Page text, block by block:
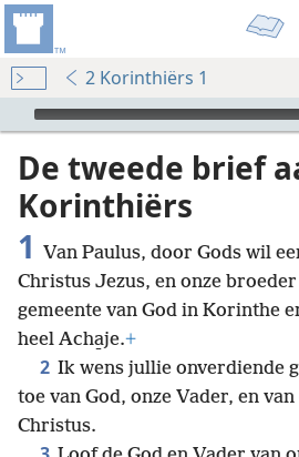
2 Korinthiërs 1
Audio Player
De tweede brief
Korinthiërs
1 Van Paulus, door Gods wil
Christus Jezus, en onze
gemeente van God in Korinthe
heel Acha̱je.+
2 Ik wens jullie onverdiende
toe van God, onze Vader, en
Christus.